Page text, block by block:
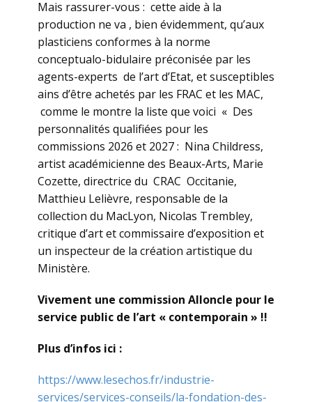
Mais rassurer-vous : cette aide à la
production ne va , bien évidemment, qu’aux
plasticiens conformes à la norme
conceptualo-bidulaire préconisée par les
agents-experts de l’art d’Etat, et susceptibles
ains d’être achetés par les FRAC et les MAC,
comme le montre la liste que voici « Des
personnalités qualifiées pour les
commissions 2026 et 2027 : Nina Childress,
artist académicienne des Beaux-Arts, Marie
Cozette, directrice du CRAC Occitanie,
Matthieu Lelièvre, responsable de la
collection du MacLyon, Nicolas Trembley,
critique d’art et commissaire d’exposition et
un inspecteur de la création artistique du
Ministère.
Vivement une commission Alloncle pour le
service public de l’art « contemporain » !!
Plus d’infos ici :
https://www.lesechos.fr/industrie-
services/services-conseils/la-fondation-des-